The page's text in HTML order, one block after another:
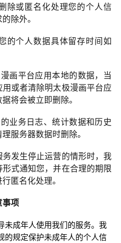
除或匿名化处理您的个人信
除外。
的个人数据具体留存时间如
画平台应用本地的数据，当
或者清除明太极漫画平台应
将会被立即删除。
业务日志、统计数据和历史
服务器数据时删除。
发生停止运营的情形时，我
式通知您，并在合理的期限
匿名化处理。
事项
未成年人使用我们的服务。我
的规定保护未成年人的个人信